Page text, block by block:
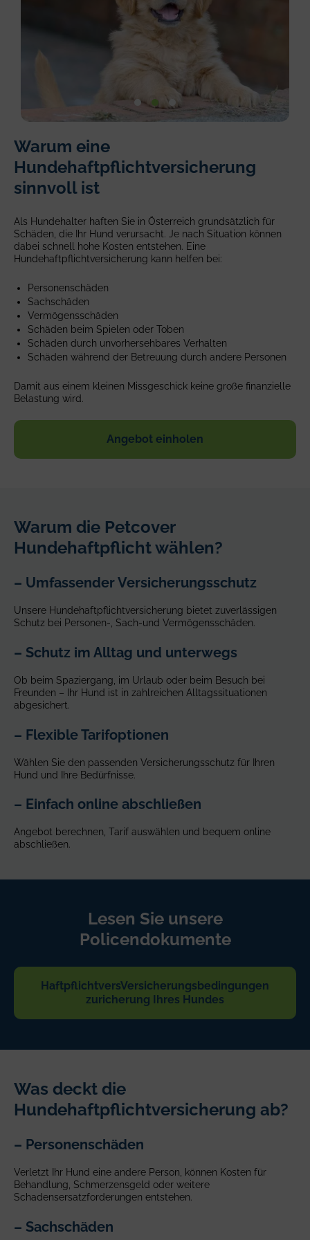
home
pup
Warum eine
Hundehaftpflichtversicherung
sinnvoll ist
Als Hundehalter haften Sie in Österreich grundsätzlich für
Schäden, die Ihr Hund verursacht. Je nach Situation können
dabei schnell hohe Kosten entstehen. Eine
Hundehaftpflichtversicherung kann helfen bei:
Personenschäden
Sachschäden
Vermögensschäden
Schäden beim Spielen oder Toben
Schäden durch unvorhersehbares Verhalten
Schäden während der Betreuung durch andere Personen
Damit aus einem kleinen Missgeschick keine große finanzielle
Belastung wird.
Angebot einholen
Warum die Petcover
Hundehaftpflicht wählen?
– Umfassender Versicherungsschutz
Unsere Hundehaftpflichtversicherung bietet zuverlässigen
Schutz bei Personen-, Sach-und Vermögensschäden.
– Schutz im Alltag und unterwegs
Ob beim Spaziergang, im Urlaub oder beim Besuch bei
Freunden – Ihr Hund ist in zahlreichen Alltagssituationen
abgesichert.
– Flexible Tarifoptionen
Wählen Sie den passenden Versicherungsschutz für Ihren
Hund und Ihre Bedürfnisse.
– Einfach online abschließen
Angebot berechnen, Tarif auswählen und bequem online
abschließen.
Lesen Sie unsere
Policendokumente
HaftpflichtversVersicherungsbedingungen
zuricherung Ihres Hundes
Was deckt die
Hundehaftpflichtversicherung ab?
– Personenschäden
Verletzt Ihr Hund eine andere Person, können Kosten für
Behandlung, Schmerzensgeld oder weitere
Schadensersatzforderungen entstehen.
– Sachschäden